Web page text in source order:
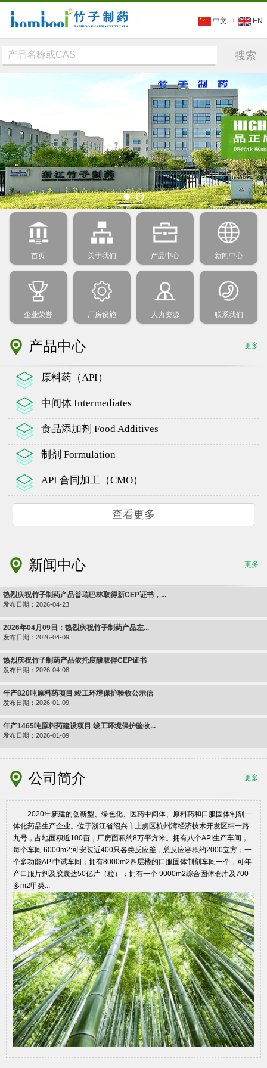
中文 EN
首页 关于我们 产品中心 新闻中心
企业荣誉 厂房设施 人力资源 联系我们
产品中心 更多
原料药（API）
中间体 Intermediates
食品添加剂 Food Additives
制剂 Formulation
API 合同加工（CMO）
查看更多
新闻中心 更多
热烈庆祝竹子制药产品普瑞巴林取得新CEP证书，...
发布日期：2026-04-23
2026年04月09日：热烈庆祝竹子制药产品左...
发布日期：2026-04-09
热烈庆祝竹子制药产品依托度酸取得CEP证书
发布日期：2026-04-08
年产820吨原料药项目 竣工环境保护验收公示信
发布日期：2026-01-09
年产1465吨原料药建设项目 竣工环境保护验收...
发布日期：2026-01-09
公司简介 更多
2020年新建的创新型、绿色化、医药中间体、原料药和口服固体制剂一
体化药品生产企业。位于浙江省绍兴市上虞区杭州湾经济技术开发区纬一路
九号，占地面积近100亩，厂房面积约8万平方米。拥有八个API生产车间，
每个车间 6000m2;可安装近400只各类反应釜，总反应容积约2000立方；一
个多功能API中试车间；拥有8000m2四层楼的口服固体制剂车间一个，可年
产口服片剂及胶囊达50亿片（粒）；拥有一个 9000m2综合固体仓库及700
多m2甲类...